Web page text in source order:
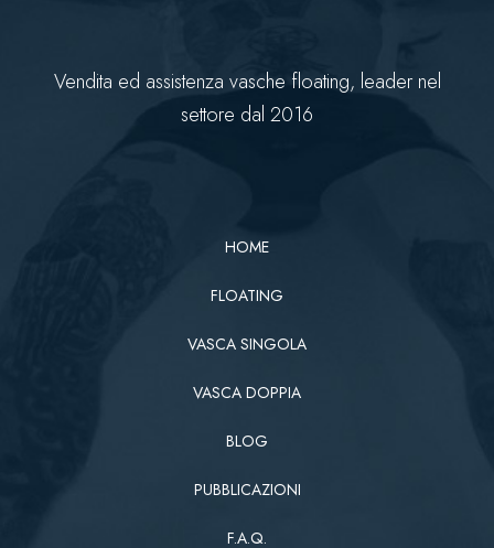
Vendita ed assistenza vasche floating, leader nel
settore dal 2016
HOME
FLOATING
VASCA SINGOLA
VASCA DOPPIA
BLOG
PUBBLICAZIONI
F.A.Q.